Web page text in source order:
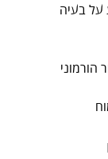
על בעיה
הורמוני